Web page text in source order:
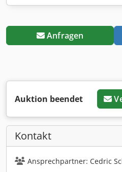
Anfragen
Auktion beendet
Kontakt
Ansprechpartner: Cedric